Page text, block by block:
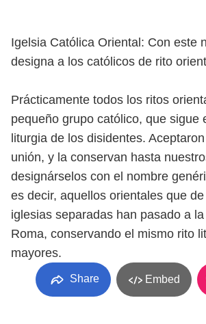
Igelsia Católica Oriental: Con este
designa a los católicos de rito
Prácticamente todos los ritos
pequeño grupo católico, que sigue
liturgia de los disidentes.
unión, y la conservan hasta
designárselos con el nombre
es decir, aquellos orientales que
iglesias separadas han pasado a
Roma, conservando el mismo rito
mayores.
Share Embed